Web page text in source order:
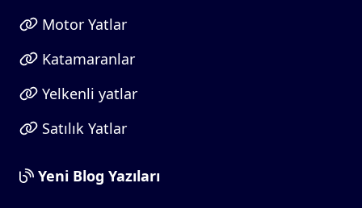
Motor Yatlar
Katamaranlar
Yelkenli yatlar
Satılık Yatlar
Yeni Blog Yazıları